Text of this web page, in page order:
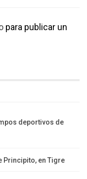
para publicar un
deportivos de
Principito, en Tigre